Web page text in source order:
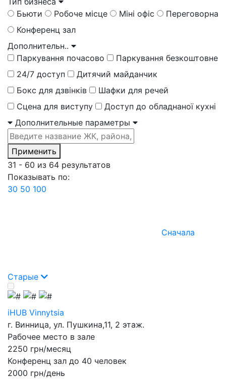
Бьюти
Робоче місце Міні офіс
Переговорна
Конференц зал
Дополнительн..
Паркування почасово
Паркування безкоштовне
24/7 доступ
Дитячий майданчик
Бокс для дзвінків
Шафки для речей
Сцена для виступу
Доступ до обладнаної кухні
Дополнительные параметры
Применить
31 - 60 из 64 результатов
Показывать по:
30 50 100
Сначала
Старые
iHUB Vinnytsia
г. Винница, ул. Пушкина,11, 2 этаж.
Рабочее место в зале
2250 грн/месяц
Конференц зал до 40 человек
2000 грн/день